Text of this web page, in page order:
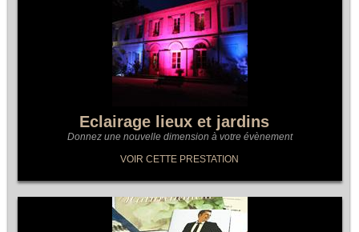
Eclairage lieux et jardins
Donnez une nouvelle dimension à votre évènement
VOIR CETTE PRESTATION